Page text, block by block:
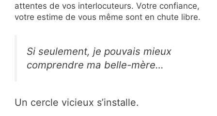
attentes de vos interlocuteurs. Votre confiance,
votre estime de vous même sont en chute libre.
Si seulement, je pouvais mieux
comprendre ma belle-mère…
Un cercle vicieux s’installe.